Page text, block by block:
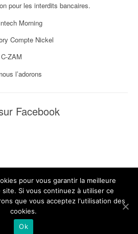
pour les interdits bancaires.
Morning
Compte Nickel
ZAM
l’adorons
Facebook
Tous droits réservés - 2026 ||
pour vous garantir la meilleure
Si vous continuez à utiliser ce
que vous acceptez l'utilisation des
cookies.
Ok